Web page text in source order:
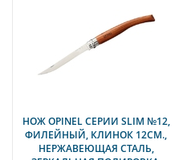
НОЖ OPINEL СЕРИИ SLIM №12,
ФИЛЕЙНЫЙ, КЛИНОК 12СМ.,
НЕРЖАВЕЮЩАЯ СТАЛЬ,